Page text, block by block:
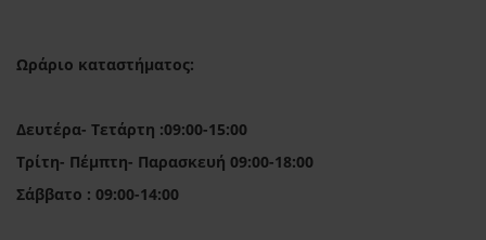
Ωράριο καταστήματος:
Δευτέρα- Τετάρτη :09:00-15:00
Τρίτη- Πέμπτη- Παρασκευή 09:00-18:00
Σάββατο : 09:00-14:00